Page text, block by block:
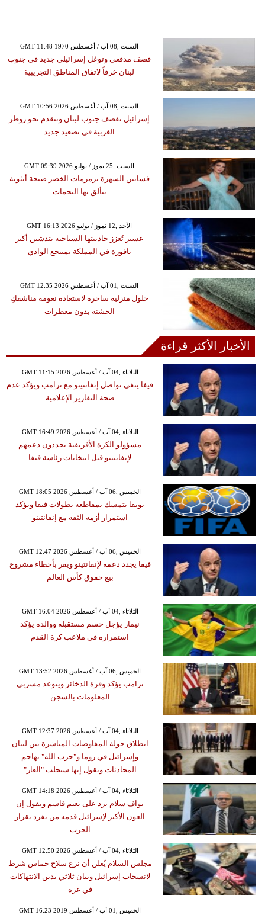
GMT 11:48 1970 السبت ,08 آب / أغسطس
قصف مدفعي وتوغل إسرائيلي جديد في جنوب
لبنان خرقاً لاتفاق المناطق التجريبية
GMT 10:56 2026 السبت ,08 آب / أغسطس
إسرائيل تقصف جنوب لبنان وتتقدم نحو زوطر
الغربية في تصعيد جديد
GMT 09:39 2026 السبت ,25 تموز / يوليو
فساتين السهرة بزمزمات الخصر صيحة أنثوية
تتألق بها النجمات
GMT 16:13 2026 الأحد ,12 تموز / يوليو
عسير تُعزز جاذبيتها السياحية بتدشين أكبر
نافورة في المملكة بمنتجع الوادي
GMT 12:35 2026 السبت ,01 آب / أغسطس
حلول منزلية ساحرة لاستعادة نعومة مناشفكِ
الخشنة بدون معطرات
الأخبار الأكثر قراءة
GMT 11:15 2026 الثلاثاء ,04 آب / أغسطس
فيفا ينفي تواصل إنفانتينو مع ترامب ويؤكد عدم
صحة التقارير الإعلامية
GMT 16:49 2026 الثلاثاء ,04 آب / أغسطس
مسؤولو الكرة الأفريقية يجددون دعمهم
لإنفانتينو قبل انتخابات رئاسة فيفا
GMT 18:05 2026 الخميس ,06 آب / أغسطس
يويفا يتمسك بمقاطعة بطولات فيفا ويؤكد
استمرار أزمة الثقة مع إنفانتينو
GMT 12:47 2026 الخميس ,06 آب / أغسطس
فيفا يجدد دعمه لإنفانتينو ويقر بأخطاء مشروع
بيع حقوق كأس العالم
GMT 16:04 2026 الثلاثاء ,04 آب / أغسطس
نيمار يؤجل حسم مستقبله ووالده يؤكد
استمراره في ملاعب كرة القدم
GMT 13:52 2026 الخميس ,06 آب / أغسطس
ترامب يؤكد وفرة الذخائر ويتوعد مسربي
المعلومات بالسجن
GMT 12:37 2026 الثلاثاء ,04 آب / أغسطس
انطلاق جولة المفاوضات المباشرة بين لبنان
وإسرائيل في روما و"حزب الله" يهاجم
المحادثات ويقول إنها ستجلب "العار"
GMT 14:18 2026 الثلاثاء ,04 آب / أغسطس
نواف سلام يرد على نعيم قاسم ويقول إن
العون الأكبر لإسرائيل قدمه من تفرد بقرار
الحرب
GMT 12:50 2026 الثلاثاء ,04 آب / أغسطس
مجلس السلام يُعلن أن نزع سلاح حماس شرط
لانسحاب إسرائيل وبيان ثلاثي يدين الانتهاكات
في غزة
GMT 16:23 2019 الخميس ,01 آب / أغسطس